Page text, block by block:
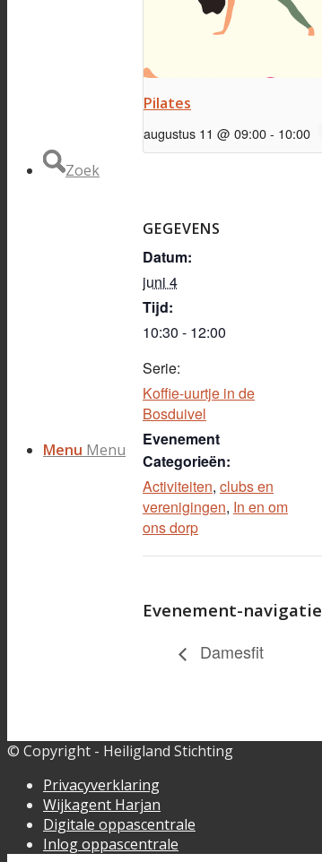
Zoek
Menu Menu
Pilates
augustus 11 @ 09:00- 10:00
GEGEVENS
Datum:
juni 4
Tijd:
10:30 - 12:00
Serie:
Koffie-uurtje in de
Bosduivel
Evenement
Categorieën:
Activiteiten, clubs en
verenigingen, In en om
ons dorp
Evenement-navigatie
Damesfit
© Copyright - Heiligland Stichting
Privacyverklaring
Wijkagent Harjan
Digitale oppascentrale
Inlog oppascentrale